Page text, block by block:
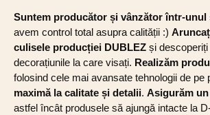
Suntem producător și vânzător într-unul
avem control total asupra calității :)
culisele producției DUBLEZ și
decorațiunile la care visați. Realizăm
folosind cele mai avansate tehnologii de pe
maximă la calitate și detalii. Asigurăm
astfel încât produsele să ajungă intacte la